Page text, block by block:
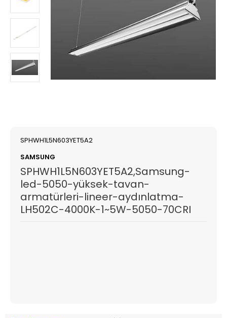
SPHWH1L5N603YET5A2
SAMSUNG
SPHWH1L5N603YET5A2,Samsung-
led-5050-yüksek-tavan-
armatürleri-lineer-aydınlatma-
LH502C-4000K-1~5W-5050-70CRI